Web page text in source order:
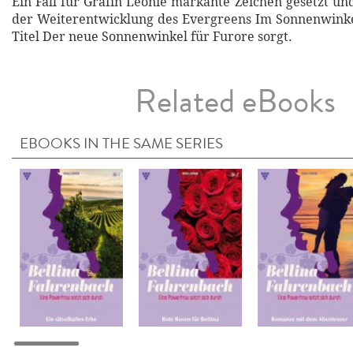
der Weiterentwicklung des Evergreens Im
Titel Der neue Sonnenwinkel für Furore sorgt.
Related eBooks
EBOOKS IN THE SAME SERIES